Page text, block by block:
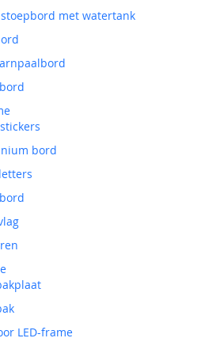
stoepbord met watertank
bord
LED-frame